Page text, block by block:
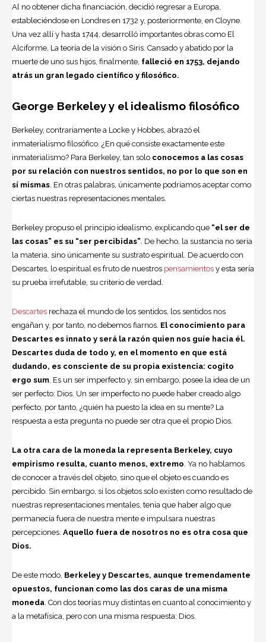
Al no obtener dicha financiación, decidió regresar a Europa,
estableciéndose en Londres en 1732 y, posteriormente, en Cloyne.
Una vez allí y hasta 1744, desarrolló importantes obras como El
Alciforme, La teoría de la visión o Siris. Cansado y abatido por la
muerte de uno sus hijos, finalmente, falleció en 1753, dejando
atrás un gran legado científico y filosófico.
George Berkeley y el idealismo filosófico
Berkeley, contrariamente a Locke y Hobbes, abrazó el
inmaterialismo filosófico. ¿En qué consiste exactamente este
inmaterialismo? Para Berkeley, tan solo conocemos a las cosas
por su relación con nuestros sentidos, no por lo que son en
sí mismas. En otras palabras, únicamente podríamos aceptar como
ciertas nuestras representaciones mentales.
Berkeley propuso el principio idealismo, explicando que “el ser de
las cosas” es su “ser percibidas”. De hecho, la sustancia no sería
la materia, sino únicamente su sustrato espiritual. De acuerdo con
Descartes, lo espiritual es fruto de nuestros pensamientos y esta sería
su prueba irrefutable, su criterio de verdad.
Descartes rechaza el mundo de los sentidos, los sentidos nos
engañan y, por tanto, no debemos fiarnos. El conocimiento para
Descartes es innato y será la razón quien nos guíe hacia él.
Descartes duda de todo y, en el momento en que está
dudando, es consciente de su propia existencia: cogito
ergo sum. Es un ser imperfecto y, sin embargo, posee la idea de un
ser perfecto: Dios. Un ser imperfecto no puede haber creado algo
perfecto, por tanto, ¿quién ha puesto la idea en su mente? La
respuesta a esta pregunta no puede ser otra que el propio Dios.
La otra cara de la moneda la representa Berkeley, cuyo
empirismo resulta, cuanto menos, extremo. Ya no hablamos
de conocer a través del objeto, sino que el objeto es cuando es
percibido. Sin embargo, si los objetos solo existen como resultado de
nuestras representaciones mentales, tenía que haber algo que
permanecía fuera de nuestra mente e impulsara nuestras
percepciones. Aquello fuera de nosotros no es otra cosa que
Dios.
De este modo, Berkeley y Descartes, aunque tremendamente
opuestos, funcionan como las dos caras de una misma
moneda. Con dos teorías muy distintas en cuanto al conocimiento y
a la metafísica, pero con una misma respuesta: Dios.